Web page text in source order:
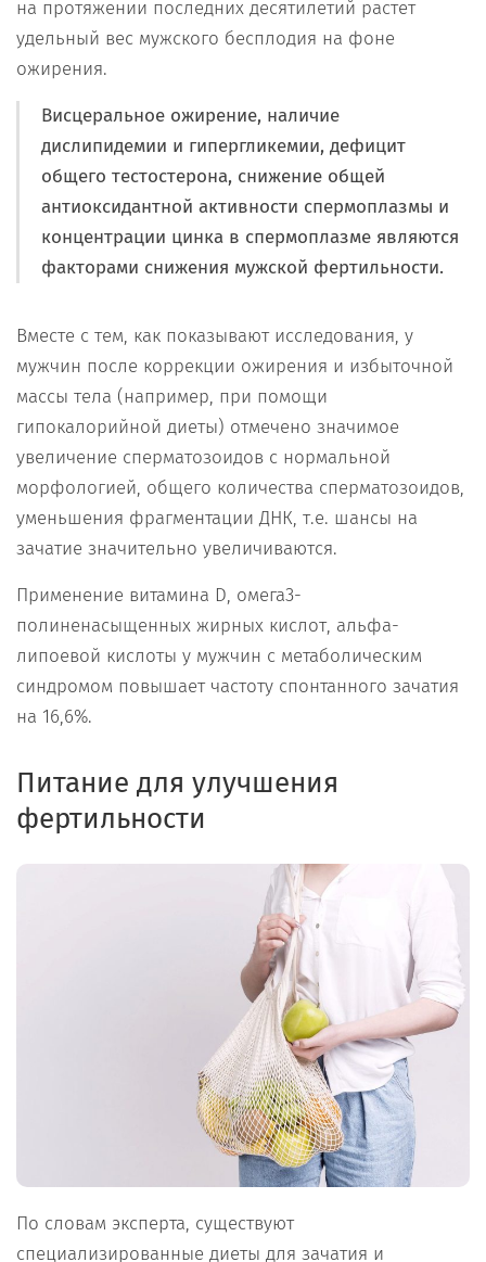
на протяжении последних десятилетий растет
удельный вес мужского бесплодия на фоне
ожирения.
Висцеральное ожирение, наличие
дислипидемии и гипергликемии, дефицит
общего тестостерона, снижение общей
антиоксидантной активности спермоплазмы и
концентрации цинка в спермоплазме являются
факторами снижения мужской фертильности.
Вместе с тем, как показывают исследования, у
мужчин после коррекции ожирения и избыточной
массы тела (например, при помощи
гипокалорийной диеты) отмечено значимое
увеличение сперматозоидов с нормальной
морфологией, общего количества сперматозоидов,
уменьшения фрагментации ДНК, т.е. шансы на
зачатие значительно увеличиваются.
Применение витамина D, омега3-
полиненасыщенных жирных кислот, альфа-
липоевой кислоты у мужчин с метаболическим
синдромом повышает частоту спонтанного зачатия
на 16,6%.
Питание для улучшения
фертильности
По словам эксперта, существуют
специализированные диеты для зачатия и